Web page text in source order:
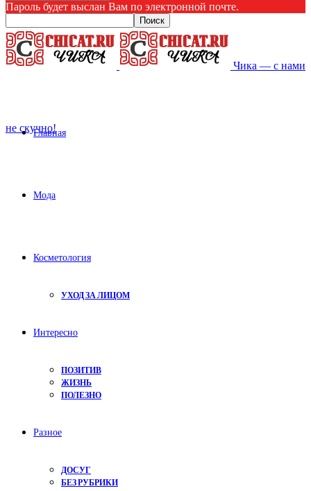
Пароль будет выслан Вам по электронной почте.
Чика — с нами
не скучно!
Главная
Мода
Косметология
УХОД ЗА ЛИЦОМ
Интересно
ПОЗИТИВ
ЖИЗНЬ
ПОЛЕЗНО
Разное
ДОСУГ
БЕЗ РУБРИКИ